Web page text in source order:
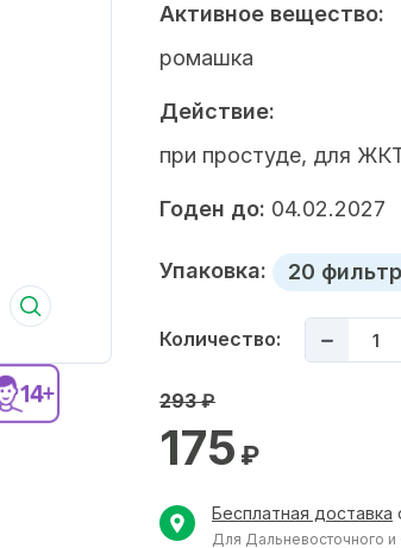
Активное вещество:
ромашка
Действие:
при простуде, для
Годен до: 04.02.2027
Упаковка: 20
Количество:
293₽
175 ₽
Бесплатная доставка
Для Дальневосточного